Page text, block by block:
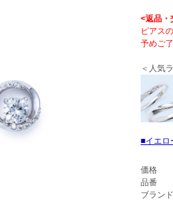
<返品・
ピアス
予めご
＜人気
イエロ
価格
品番
ブランド